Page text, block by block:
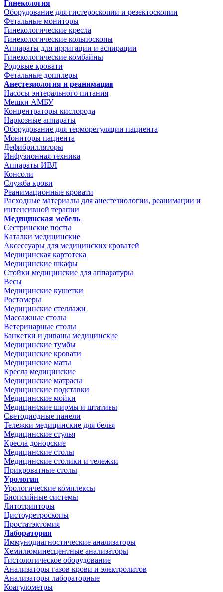
Гинекология
Оборудование для гистероскопии и резектоскопии
Фетальные мониторы
Гинекологические кресла
Гинекологические кольпоскопы
Аппараты для ирригации и аспирации
Гинекологические комбайны
Родовые кровати
Фетальные допплеры
Анестезиология и реанимация
Насосы энтерального питания
Мешки АМБУ
Концентраторы кислорода
Наркозные аппараты
Оборудование для терморегуляции пациента
Мониторы пациента
Дефибрилляторы
Инфузионная техника
Аппараты ИВЛ
Консоли
Служба крови
Реанимационные кровати
Расходные материалы для анестезиологии, реанимации и
интенсивной терапии
Медицинская мебель
Сестринские посты
Каталки медицинские
Аксессуары для медицинских кроватей
Медицинская картотека
Медицинские шкафы
Стойки медицинские для аппаратуры
Весы
Медицинские кушетки
Ростомеры
Медицинские стеллажи
Массажные столы
Ветеринарные столы
Банкетки и диваны медицинские
Медицинские тумбы
Медицинские кровати
Медицинские маты
Кресла медицинские
Медицинские матрасы
Медицинские подставки
Медицинские мойки
Медицинские ширмы и штативы
Светодиодные панели
Тележки медицинские для белья
Медицинские стулья
Кресла донорские
Медицинские столы
Медицинские столики и тележки
Прикроватные столы
Урология
Урологические комплексы
Биопсийные системы
Литотрипторы
Цистоуретроскопы
Простатэктомия
Лаборатория
Иммунодиагностические анализаторы
Хемилюминесцентные анализаторы
Гистологическое оборудование
Анализаторы газов крови и электролитов
Анализаторы лабораторные
Коагулометры